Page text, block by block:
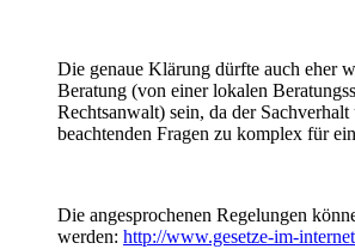
Die genaue Klärung dürfte auch eher
Beratung (von einer lokalen
Rechtsanwalt) sein, da der Sachverhalt
beachtenden Fragen zu komplex für
Die angesprochenen Regelungen
werden: http://www.gesetze-im-